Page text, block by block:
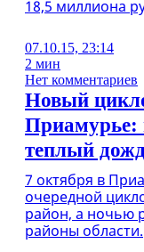
18,5 миллиона
07.10.15, 23:14
2 мин
Нет комментариев
Новый
Приамурье:
теплый
7 октября в
очередной
район, а ночью
районы области.